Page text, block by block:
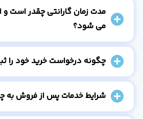
مدت زمان گارانتی چقدر است و
می شود؟
چگونه درخواست خرید خود را
شرایط خدمات پس از فروش به